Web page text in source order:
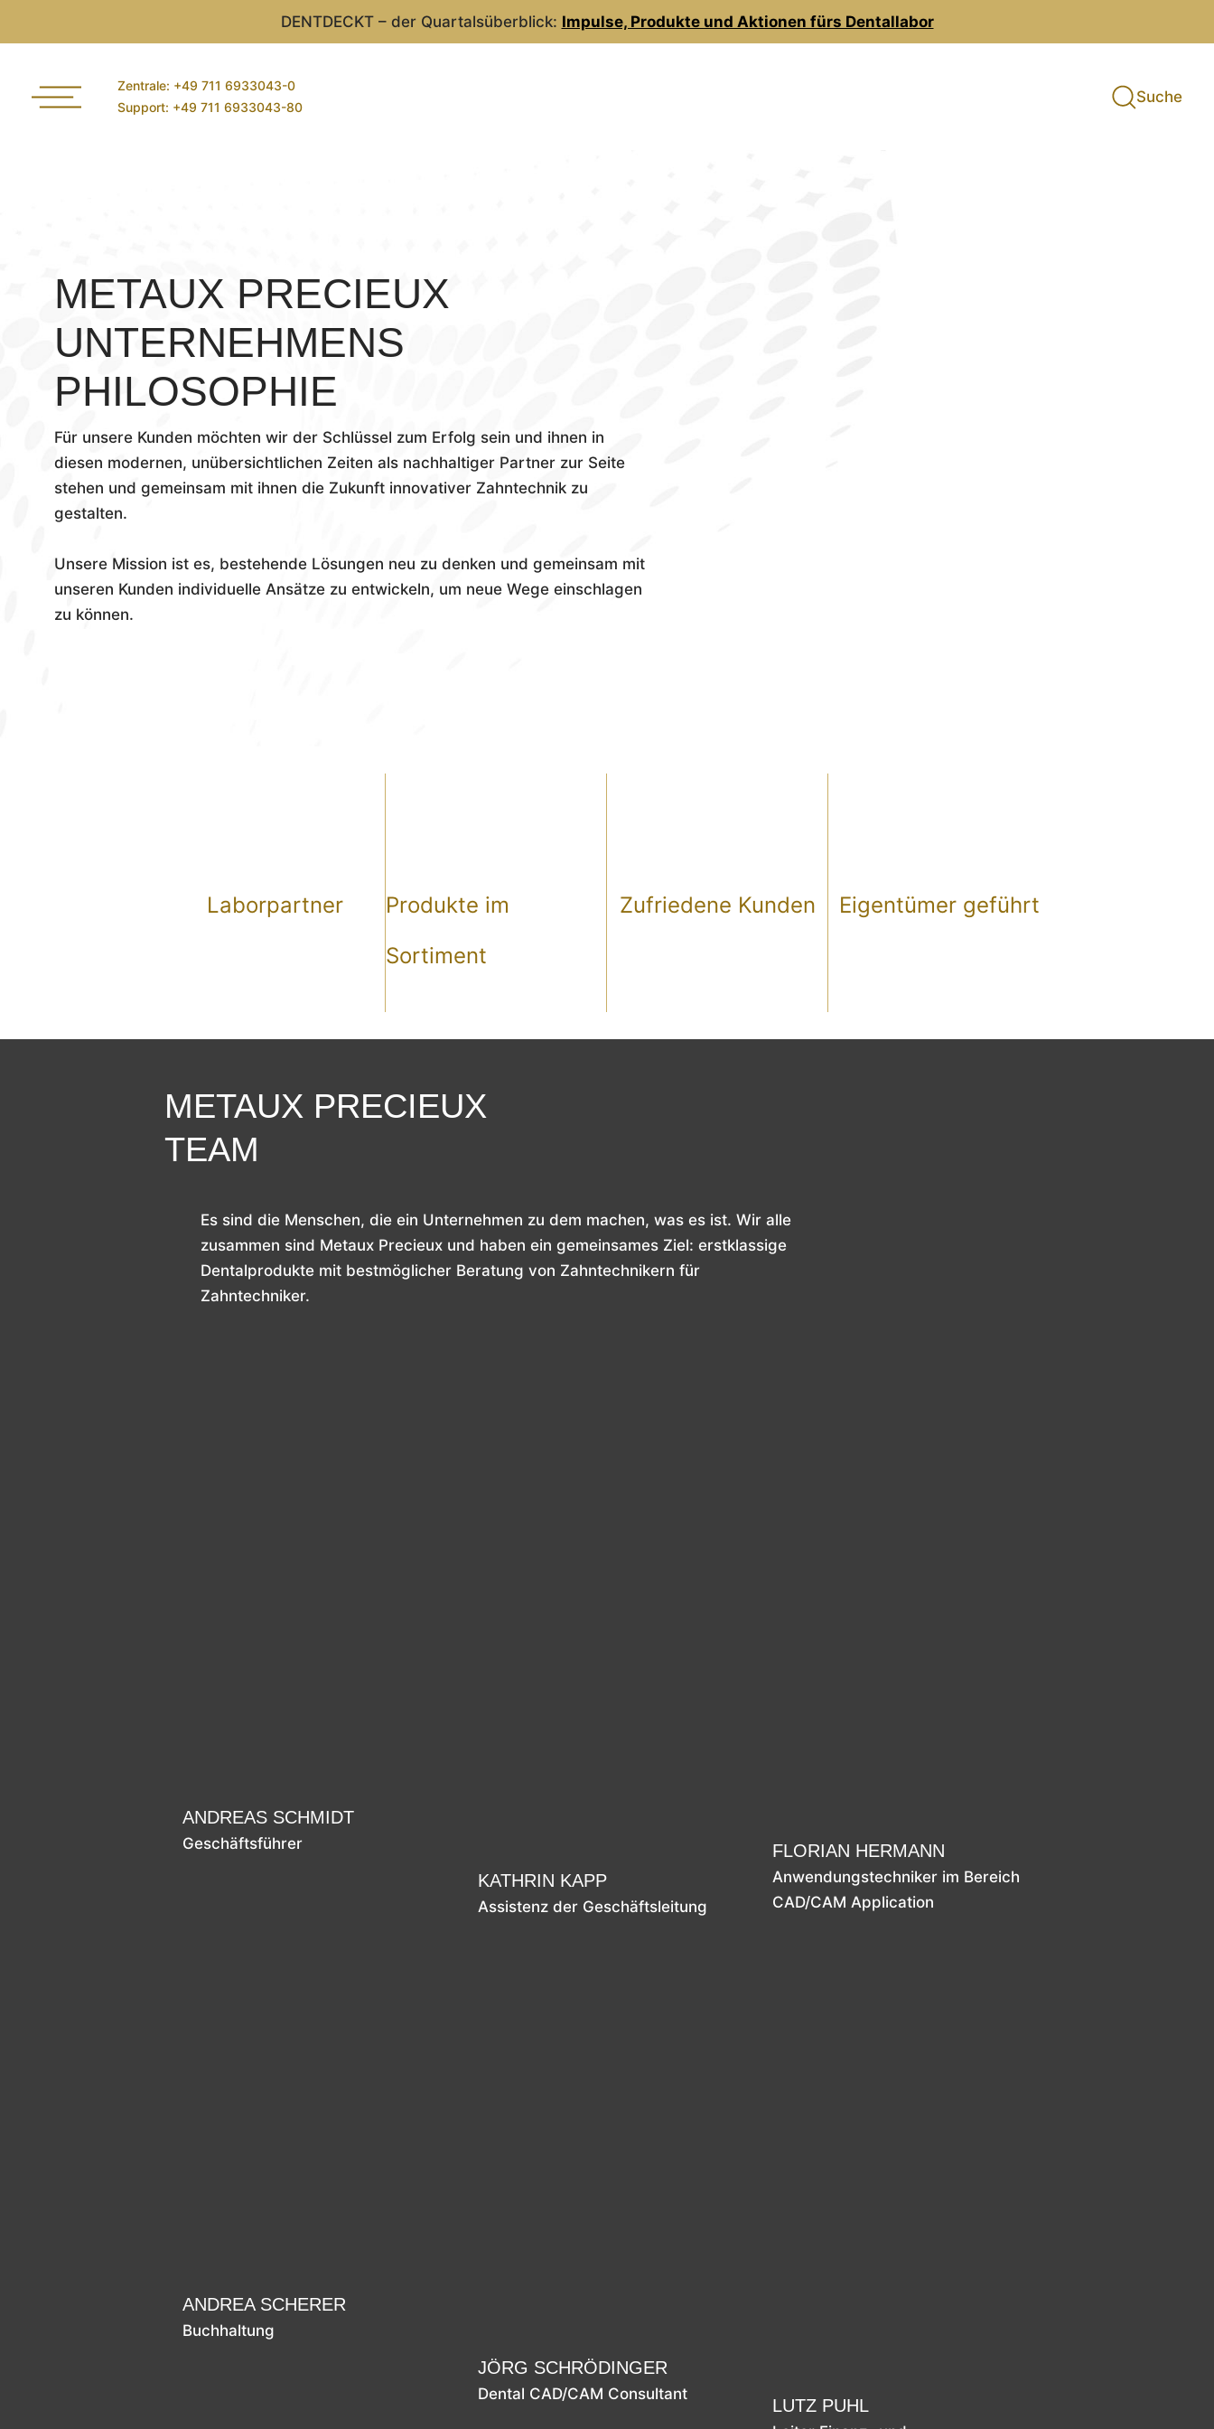
DENTDECKT – der Quartalsüberblick: Impulse, Produkte und Aktionen fürs Dentallabor
Zentrale: +49 711 6933043-0
Support: +49 711 6933043-80
Suche
METAUX PRECIEUX
UNTERNEHMENS
PHILOSOPHIE
Für unsere Kunden möchten wir der Schlüssel zum Erfolg sein und ihnen in
diesen modernen, unübersichtlichen Zeiten als nachhaltiger Partner zur Seite
stehen und gemeinsam mit ihnen die Zukunft innovativer Zahntechnik zu
gestalten.
Unsere Mission ist es, bestehende Lösungen neu zu denken und gemeinsam mit
unseren Kunden individuelle Ansätze zu entwickeln, um neue Wege einschlagen
zu können.
Laborpartner
Produkte im
Sortiment
Zufriedene Kunden Eigentümer geführt
METAUX PRECIEUX
TEAM
Es sind die Menschen, die ein Unternehmen zu dem machen, was es ist. Wir alle
zusammen sind Metaux Precieux und haben ein gemeinsames Ziel: erstklassige
Dentalprodukte mit bestmöglicher Beratung von Zahntechnikern für
Zahntechniker.
ANDREAS SCHMIDT
Geschäftsführer
ANDREA SCHERER
Buchhaltung
KATHRIN KAPP
Assistenz der Geschäftsleitung
JÖRG SCHRÖDINGER
Dental CAD/CAM Consultant
FLORIAN HERMANN
Anwendungstechniker im Bereich
CAD/CAM Application
LUTZ PUHL